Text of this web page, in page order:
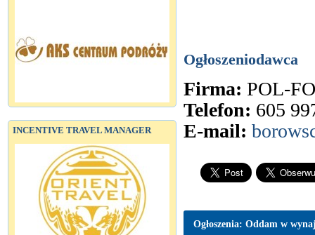
INCENTIVE TRAVEL MANAGER
Ogłoszeniodawca
Firma: POL-
Telefon: 605
E-mail:
Ogłoszenia: Oddam w